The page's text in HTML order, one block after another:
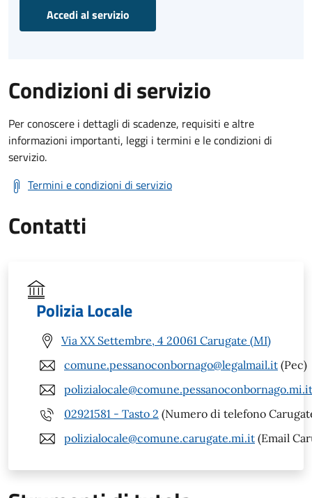
Accedi al servizio
Condizioni di servizio
Per conoscere i dettagli di scadenze, requisiti e altre
informazioni importanti, leggi i termini e le condizioni di
servizio.
Termini e condizioni di servizio
Contatti
Polizia Locale
Via XX Settembre, 4 20061 Carugate (MI)
comune.pessanoconbornago@legalmail.it (Pec)
polizialocale@comune.pessanoconbornago.mi.it
02921581 - Tasto 2 (Numero di telefono
polizialocale@comune.carugate.mi.it (Email